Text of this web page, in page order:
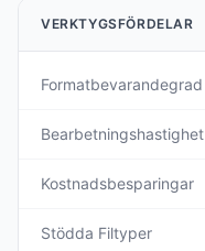
VERKTYGSFÖRDELAR
Formatbevarandegrad
Bearbetningshastighet
Kostnadsbesparingar
Stödda Filtyper